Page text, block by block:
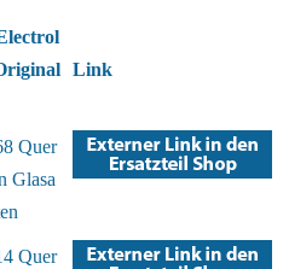
Link
Quer
Glasa
Quer